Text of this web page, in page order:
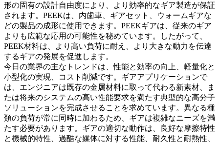
形の固有の設計自由度により、より効率的なギア製造が保証
されます。PEEKは、内歯車、ギアセット、ウォームギアな
どの製品の成形に使用できます。PEEKギアは、従来のギア
よりも広範な応用の可能性を秘めています。したがって、
PEEK材料は、より高い負荷に耐え、より大きな動力を伝達
するギアの発展を促進します。
今日の業界の主なトレンドは、性能と効率の向上、軽量化と
小型化の実現、コスト削減です。ギアアプリケーションで
は、エンジニアは既存の金属材料に取って代わる新素材、ま
たは将来のシステムの高い性能要求を満たす典型的な高分子
ソリューションを完成させることを求めています。異なる種
類の負荷が常に同時に加わるため、ギアは複雑なニーズを満
たす必要があります。ギアの適切な動作は、良好な摩擦特性
と機械的特性、過酷な媒体に対する性能、耐久性と耐熱性、